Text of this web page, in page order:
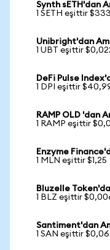
Synth sETH'dan
1 SETH eşittir
Unibright'dan
1 UBT eşittir
DeFi Pulse
1 DPI eşittir
RAMP OLD 'dan
1 RAMP eşittir
Enzyme
1 MLN eşittir $1,25
Bluzelle
1 BLZ eşittir
Santiment'dan
1 SAN eşittir